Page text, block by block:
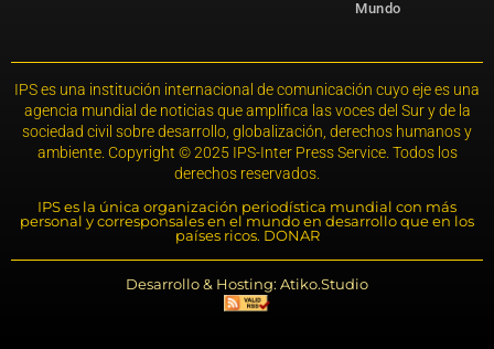
Mundo
IPS es una institución internacional de comunicación cuyo eje es una
agencia mundial de noticias que amplifica las voces del Sur y de la
sociedad civil sobre desarrollo, globalización, derechos humanos y
ambiente. Copyright © 2025 IPS-Inter Press Service. Todos los
derechos reservados.
IPS es la única organización periodística mundial con más
personal y corresponsales en el mundo en desarrollo que en los
países ricos. DONAR
Desarrollo & Hosting: Atiko.Studio